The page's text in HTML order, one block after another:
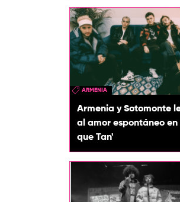
ARMENIA
Armenia y Sotomonte
al amor espontáneo en
que Tan'